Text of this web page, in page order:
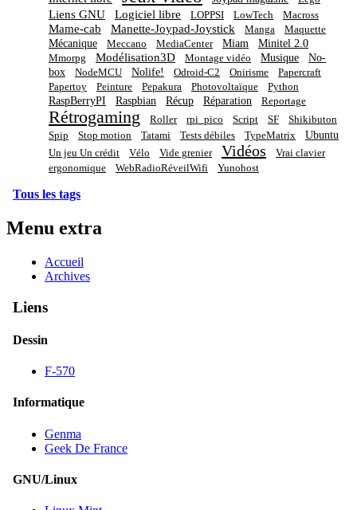
Liens GNU Logiciel libre LOPPSI LowTech Macross
Mame-cab Manette-Joypad-Joystick Manga Maquette
Mécanique Meccano MediaCenter Miam Minitel 2.0
Mmorpg Modélisation3D Montage vidéo Musique
No-
box
NodeMCU Nolife! Odroid-C2 Onirisme
Papercraft
Papertoy
Peinture Pepakura Photovoltaïque Python
RaspBerryPI Raspbian Récup Réparation Reportage
Rétrogaming Roller rpi_pico Script SF
Shikibuton
Spip
Stop motion Tatami Tests débiles TypeMatrix Ubuntu
Un jeu Un crédit Vélo Vide grenier Vidéos
Vrai clavier
ergonomique
WebRadioRéveilWifi Yunohost
Tous les tags
Menu extra
Accueil
Archives
Liens
Dessin
F-570
Informatique
Genma
Geek De France
GNU/Linux